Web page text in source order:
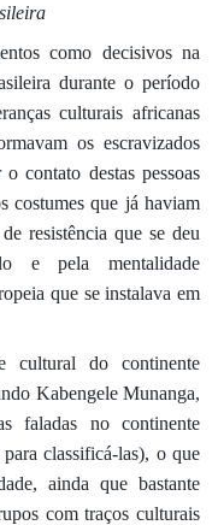
como decisivos na
durante o período
culturais africanas
os escravizados
contato destas pessoas
costumes que já haviam
resistência que se deu
e pela mentalidade
que se instalava em
cultural do continente
Kabengele Munanga,
faladas no continente
classificá-las), o que
ainda que bastante
com traços culturais